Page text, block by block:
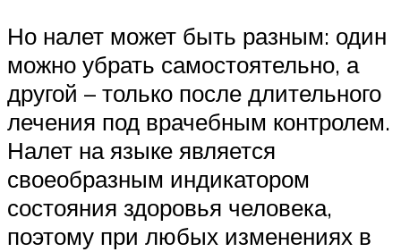
Но налет может быть разным: один
можно убрать самостоятельно, а
другой – только после длительного
лечения под врачебным контролем.
Налет на языке является
своеобразным индикатором
состояния здоровья человека,
поэтому при любых изменениях в